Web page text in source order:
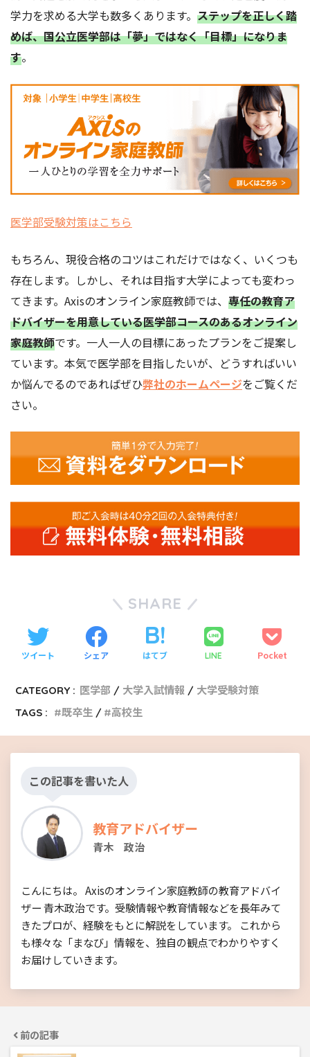
学力を求める大学も数多くあります。 ステップを正しく踏
めば、国公立医学部は「夢」ではなく「目標」になりま
す。
医学部受験対策はこちら
もちろん、現役合格のコツはこれだけではなく、いくつも
存在します。しかし、それは目指す大学によっても変わっ
てきます。Axisのオンライン家庭教師では、 専任の教育ア
ドバイザーを用意している医学部コースのあるオンライン
家庭教師です。一人一人の目標にあったプランをご提案し
ています。本気で医学部を目指したいが、どうすればいい
か悩んでるのであればぜひ弊社のホームページをご覧くだ
さい。
SHARE
ツイート シェア はてブ LINE Pocket
CATEGORY : 医学部 大学入試情報
大学受験対策
TAGS :
既卒生 高校生
この記事を書いた人
教育アドバイザー
青木 政治
こんにちは。 Axisのオンライン家庭教師の教育アドバイ
ザー 青木政治です。受験情報や教育情報などを長年みて
きたプロが、経験をもとに解説をしています。 これから
も様々な「まなび」情報を、独自の観点でわかりやすく
お届けしていきます。
前の記事